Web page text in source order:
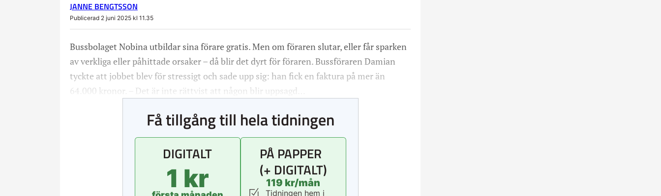
JANNE BENGTSSON
Publicerad 2 juni 2025 kl 11.35
Bussbolaget Nobina utbildar sina förare gratis. Men om föraren slutar, eller får sparken
av verkliga eller påhittade orsaker – då blir det dyrt för föraren. Bussföraren Damian
tyckte att jobbet blev för stressigt och sade upp sig: han fick en faktura på mer än
64.000 kronor. – Det är inte rättvist att någon blir uppsagd…
Få tillgång till hela tidningen
DIGITALT
1 kr
PÅ PAPPER
(+ DIGITALT)
119 kr/mån
Tidningen hem i